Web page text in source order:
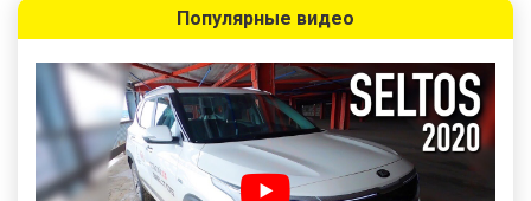
Популярные видео